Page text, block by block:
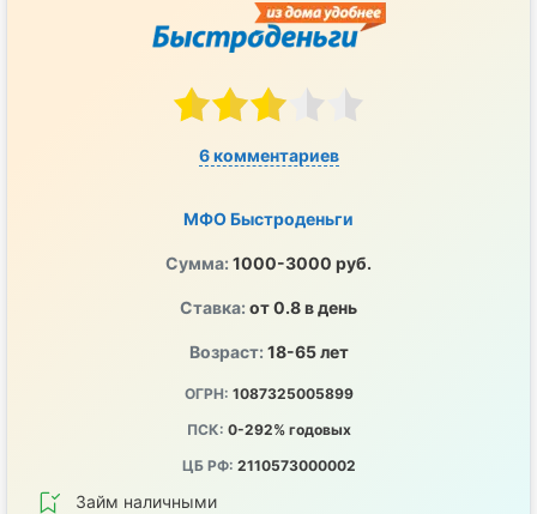
6 комментариев
МФО Быстроденьги
Сумма: 1000-3000 руб.
Ставка: от 0.8 в день
Возраст: 18-65 лет
ОГРН: 1087325005899
ПСК: 0-292% годовых
ЦБ РФ: 2110573000002
Займ наличными